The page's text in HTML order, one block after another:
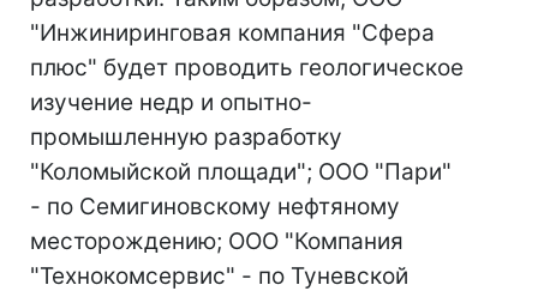
"Инжиниринговая компания "Сфера
плюс" будет проводить геологическое
изучение недр и опытно-
промышленную разработку
"Коломыйской площади"; ООО "Пари"
- по Семигиновскому нефтяному
месторождению; ООО "Компания
"Технокомсервис" - по Туневской